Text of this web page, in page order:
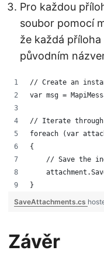
Pro každou
soubor pomocí
že každá příloha
původním
// Create an
var msg =
// Iterate through
foreach (var
{
// Save the
}
SaveAttachments.cs
Závěr